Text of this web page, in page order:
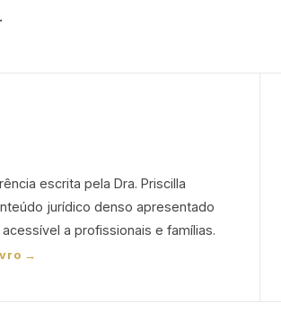
escrita pela Dra. Priscilla
jurídico denso apresentado
a profissionais e famílias.
→